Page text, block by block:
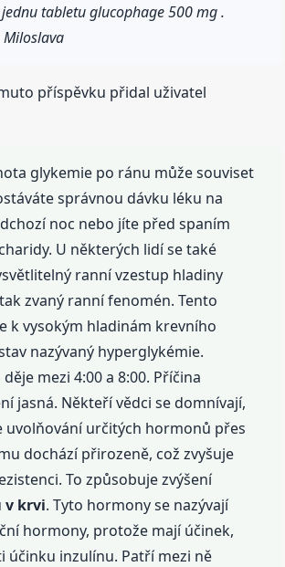
tabletu glucophage 500 mg .
příspěvku přidal uživatel
glykemie po ránu může souviset
správnou dávku léku na
noc nebo jíte před spaním
U některých lidí se také
ranní vzestup hladiny
zvaný ranní fenomén. Tento
k vysokým hladinám krevního
nazývaný hyperglykémie.
mezi 4:00 a 8:00. Příčina
jasná. Někteří vědci se domnívají,
uvolňování určitých hormonů přes
dochází přirozeně, což zvyšuje
To způsobuje zvýšení
v krvi. Tyto hormony se nazývají
hormony, protože mají účinek,
účinku inzulínu. Patří mezi ně